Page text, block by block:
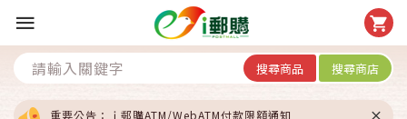
搜尋商品 搜尋商店
重要公告：ｉ郵購ATM/WebATM付款限額通知